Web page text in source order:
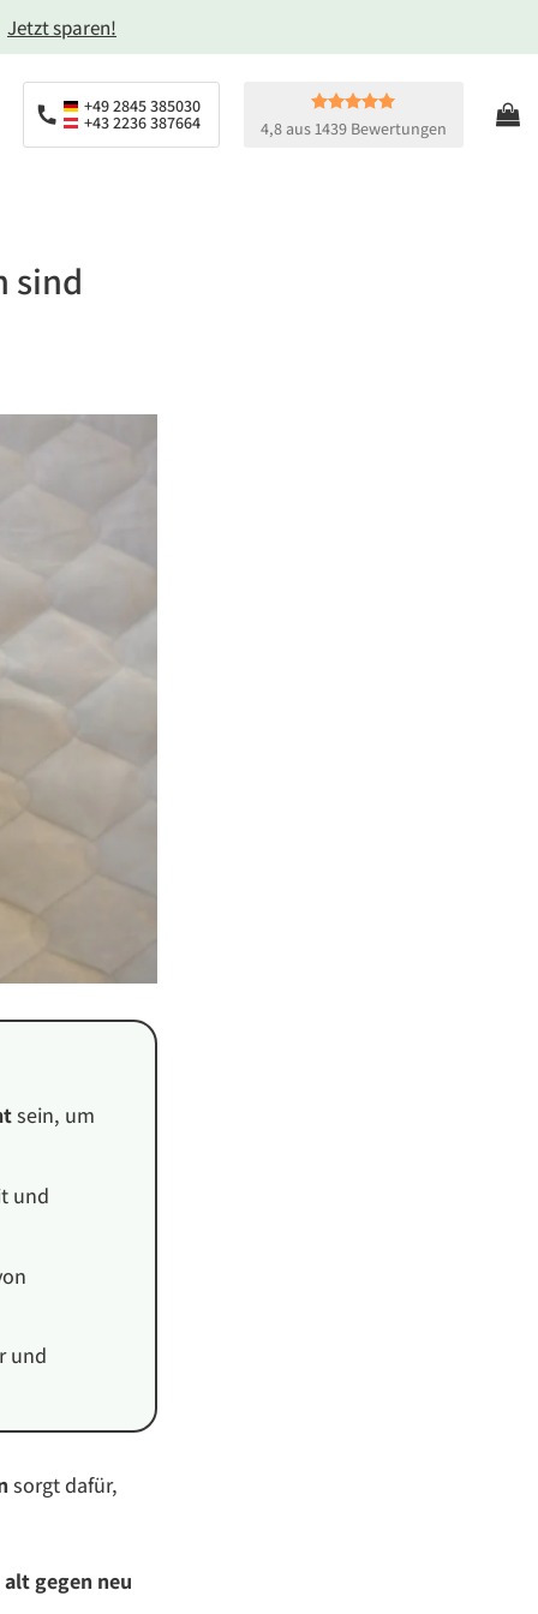
Jetzt sparen!
+49 2845 385030
+43 2236 387664 4,8 aus 1439 Bewertungen
sind
sein, um
und
und
sorgt dafür,
alt gegen neu